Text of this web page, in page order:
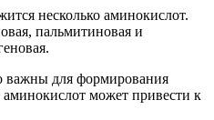
несколько аминокислот.
пальмитиновая и
важны для формирования
может привести к